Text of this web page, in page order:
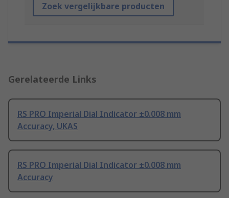
Zoek vergelijkbare producten
Gerelateerde Links
RS PRO Imperial Dial Indicator ±0.008 mm
Accuracy, UKAS
RS PRO Imperial Dial Indicator ±0.008 mm
Accuracy